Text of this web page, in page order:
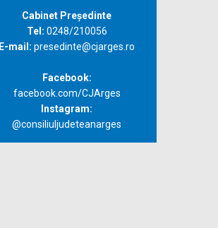
Cabinet Președinte
Tel: 0248/210056
E-mail: presedinte@cjarges.ro
Facebook:
facebook.com/CJArges
Instagram:
@consiliuljudeteanarges